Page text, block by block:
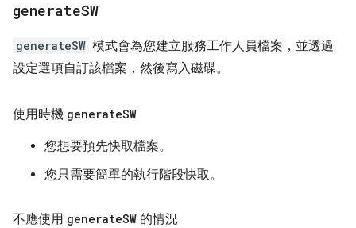
generateSW
generateSW 模式會為您建立服務工作人員檔案，並透過
設定選項自訂該檔案，然後寫入磁碟。
使用時機 generateSW
您想要預先快取檔案。
您只需要簡單的執行階段快取。
不應使用 generateSW 的情況